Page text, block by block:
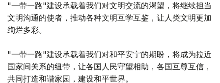
"一带一路"建设承载着我们对文明交流的渴望，将继续担当
文明沟通的使者，推动各种文明互学互鉴，让人类文明更加
绚烂多彩。
"一带一路"建设承载着我们对和平安宁的期盼，将成为拉近
国家间关系的纽带，让各国人民守望相助，各国互尊互信，
共同打造和谐家园，建设和平世界。